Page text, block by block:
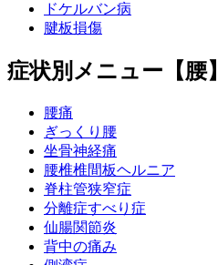
ドケルバン病
腱板損傷
症状別メニュー【腰】
腰痛
ぎっくり腰
坐骨神経痛
腰椎椎間板ヘルニア
脊柱管狭窄症
分離症すべり症
仙腸関節炎
背中の痛み